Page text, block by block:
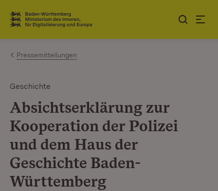
Zum Inhalt springen
Link zur Startseite
Pressemitteilungen
Geschichte
Absichtserklärung zur
Kooperation der Polizei
und dem Haus der
Geschichte Baden-
Württemberg